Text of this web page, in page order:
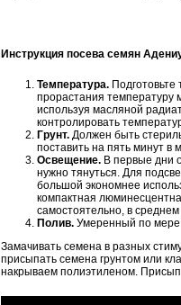
Инструкция посева семян
Температура.
прорастания температуру
используя масляной
контролировать
Грунт. Должен быть
поставить на пять минут в
Освещение. В первые дни
нужно тянуться. Для
большой экономнее
компактная
самостоятельно, в
Полив. Умеренный по мере
Замачивать семена в разных
присыпать семена грунтом или
накрываем полиэтиленом.